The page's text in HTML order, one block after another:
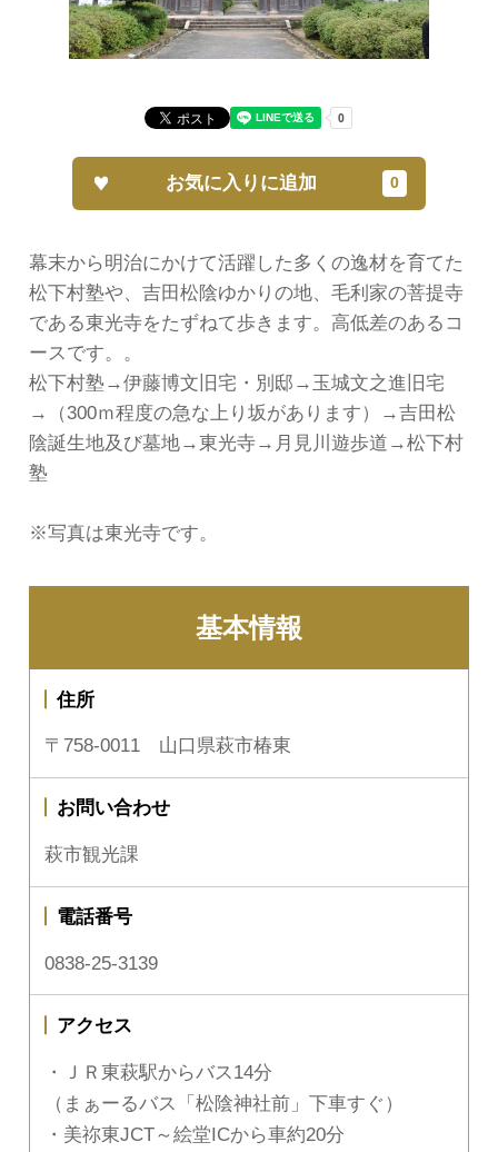
幕末から明治にかけて活躍した多くの逸材を育てた
松下村塾や、吉田松陰ゆかりの地、毛利家の菩提寺
である東光寺をたずねて歩きます。高低差のあるコ
ースです。。
松下村塾→伊藤博文旧宅・別邸→玉城文之進旧宅
→（300ｍ程度の急な上り坂があります）→吉田松
陰誕生地及び墓地→東光寺→月見川遊歩道→松下村
塾
※写真は東光寺です。
お気に入りに追加
基本情報
住所
〒758-0011 山口県萩市椿東
お問い合わせ
萩市観光課
電話番号
0838-25-3139
アクセス
・ＪＲ東萩駅からバス14分
（まぁーるバス「松陰神社前」下車すぐ）
・美祢東JCT～絵堂ICから車約20分